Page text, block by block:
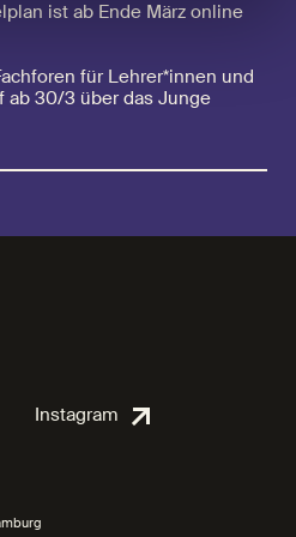
ist ab Ende März online
für Lehrer*innen und
ab 30/3 über das Junge
Instagram